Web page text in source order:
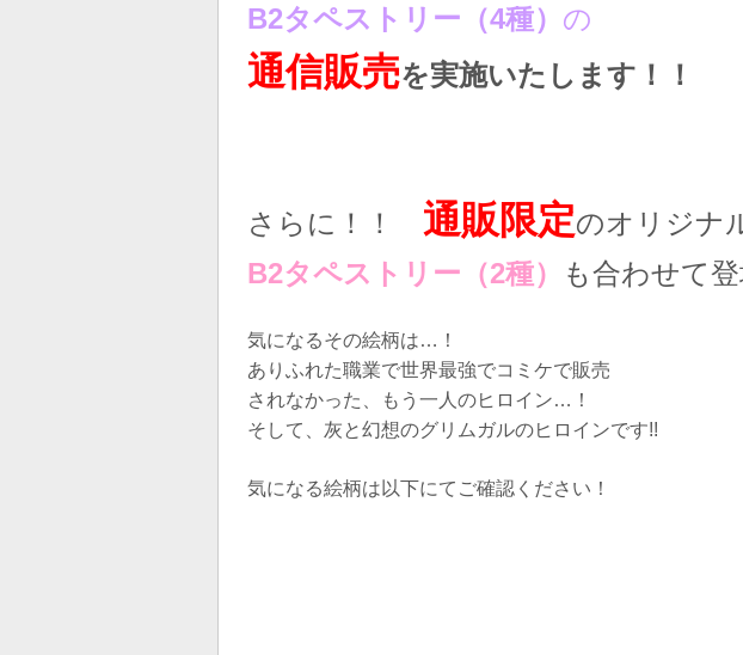
B2タペストリー（4種） の
通信販売を実施いたします！！
さらに！！ 通販限定のオリジナ
B2タペストリー（2種）
も合わせて登
気になるその絵柄は…！
ありふれた職業で世界最強でコミケで販売
されなかった、もう一人のヒロイン…！
そして、灰と幻想のグリムガルのヒロインです!!
気になる絵柄は以下にてご確認ください！